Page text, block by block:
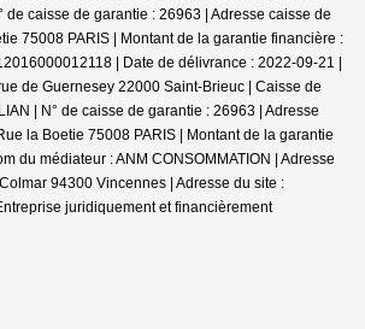
de caisse de garantie : 26963 | Adresse caisse de
75008 PARIS | Montant de la garantie financière :
| Date de délivrance : 2022-09-21 |
de Guernesey 22000 Saint-Brieuc | Caisse de
| N° de caisse de garantie : 26963 | Adresse
la Boetie 75008 PARIS | Montant de la garantie
du médiateur : ANM CONSOMMATION | Adresse
94300 Vincennes | Adresse du site :
juridiquement et financièrement